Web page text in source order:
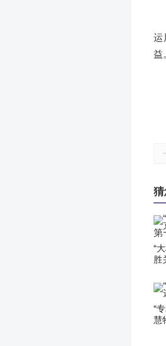
运
益
“
胜
“
慧